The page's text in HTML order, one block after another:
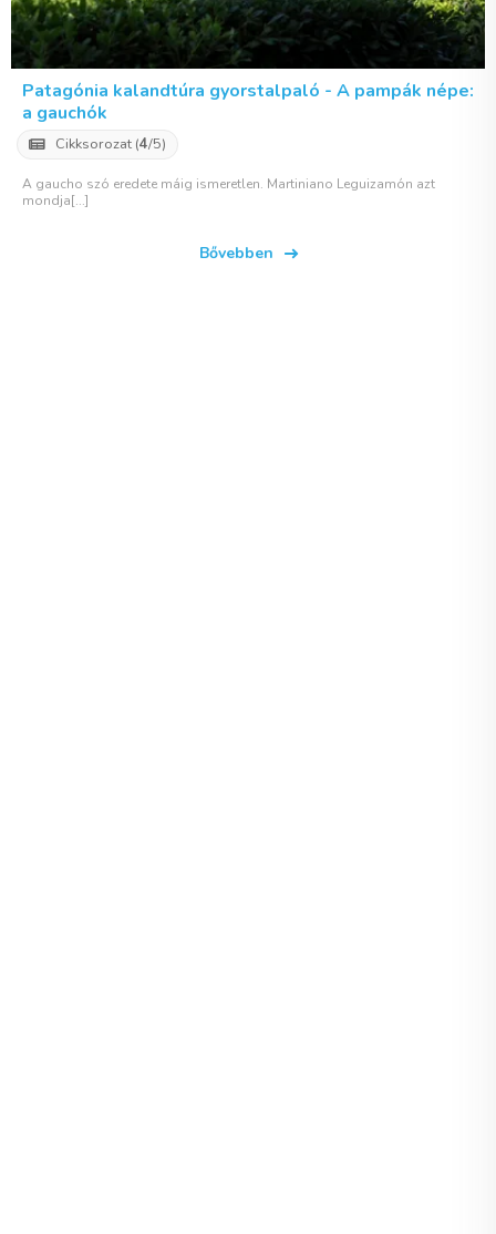
Patagónia kalandtúra gyorstalpaló - A pampák népe:
a gauchók
Cikksorozat (4/5)
A gaucho szó eredete máig ismeretlen. Martiniano Leguizamón azt
mondja[...]
Bővebben